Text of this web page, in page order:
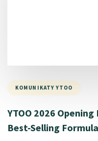
KOMUNIKATY YTOO
YTOO 2026
Best-Selling